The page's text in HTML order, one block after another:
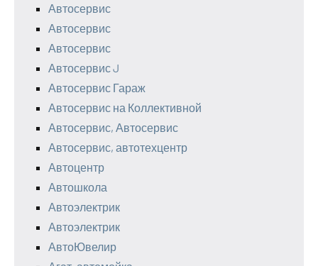
Автосервис
Автосервис
Автосервис
Автосервис J
Автосервис Гараж
Автосервис на Коллективной
Автосервис, Автосервис
Автосервис, автотехцентр
Автоцентр
Автошкола
Автоэлектрик
Автоэлектрик
АвтоЮвелир